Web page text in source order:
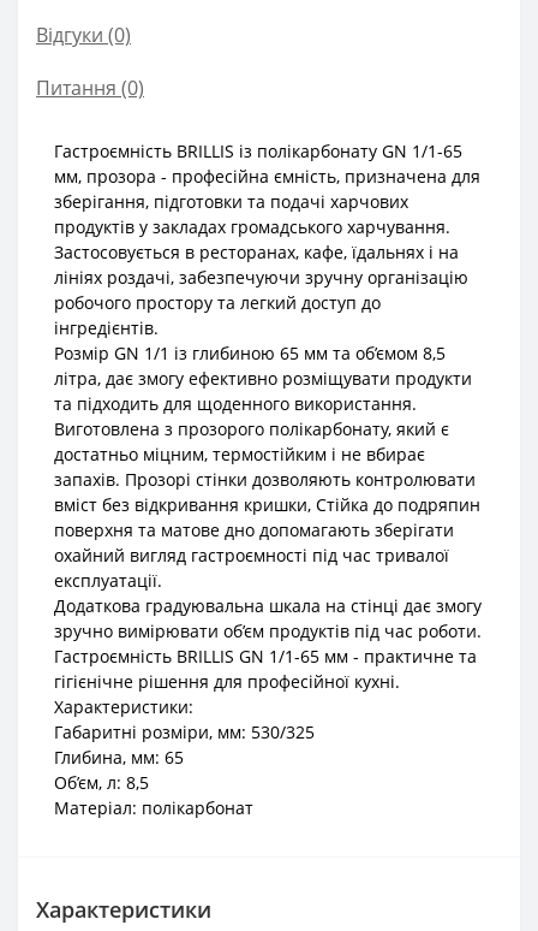
Відгуки (0)
Питання (0)
Гастроємність BRILLIS із полікарбонату GN 1/1-65
мм, прозора - професійна ємність, призначена для
зберігання, підготовки та подачі харчових
продуктів у закладах громадського харчування.
Застосовується в ресторанах, кафе, їдальнях і на
лініях роздачі, забезпечуючи зручну організацію
робочого простору та легкий доступ до
інгредієнтів.
Розмір GN 1/1 із глибиною 65 мм та об’ємом 8,5
літра, дає змогу ефективно розміщувати продукти
та підходить для щоденного використання.
Виготовлена з прозорого полікарбонату, який є
достатньо міцним, термостійким і не вбирає
запахів. Прозорі стінки дозволяють контролювати
вміст без відкривання кришки, Стійка до подряпин
поверхня та матове дно допомагають зберігати
охайний вигляд гастроємності під час тривалої
експлуатації.
Додаткова градуювальна шкала на стінці дає змогу
зручно вимірювати об’єм продуктів під час роботи.
Гастроємність BRILLIS GN 1/1-65 мм - практичне та
гігієнічне рішення для професійної кухні.
Характеристики:
Габаритні розміри, мм: 530/325
Глибина, мм: 65
Об’єм, л: 8,5
Матеріал: полікарбонат
Характеристики